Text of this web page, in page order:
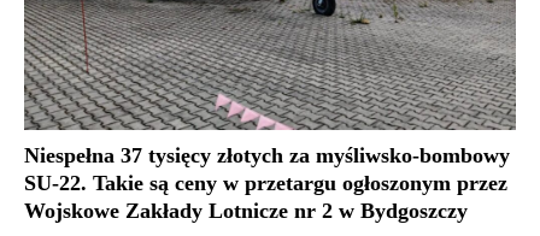
Niespełna 37 tysięcy złotych za myśliwsko-bombowy
SU-22. Takie są ceny w przetargu ogłoszonym przez
Wojskowe Zakłady Lotnicze nr 2 w Bydgoszczy